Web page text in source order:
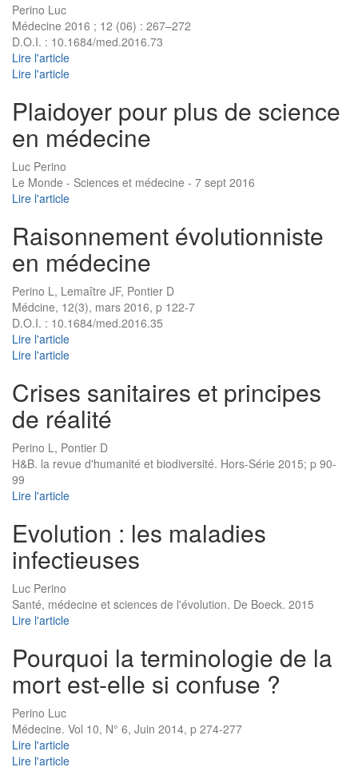
Perino Luc
Médecine 2016 ; 12 (06) : 267–272
D.O.I. : 10.1684/med.2016.73
Lire l'article
Lire l'article
Plaidoyer pour plus de science
en médecine
Luc Perino
Le Monde - Sciences et médecine - 7 sept 2016
Lire l'article
Raisonnement évolutionniste
en médecine
Perino L, Lemaître JF, Pontier D
Médcine, 12(3), mars 2016, p 122-7
D.O.I. : 10.1684/med.2016.35
Lire l'article
Lire l'article
Crises sanitaires et principes
de réalité
Perino L, Pontier D
H&B. la revue d'humanité et biodiversité. Hors-Série 2015; p 90-
99
Lire l'article
Evolution : les maladies
infectieuses
Luc Perino
Santé, médecine et sciences de l'évolution. De Boeck. 2015
Lire l'article
Pourquoi la terminologie de la
mort est-elle si confuse ?
Perino Luc
Médecine. Vol 10, N° 6, Juin 2014, p 274-277
Lire l'article
Lire l'article